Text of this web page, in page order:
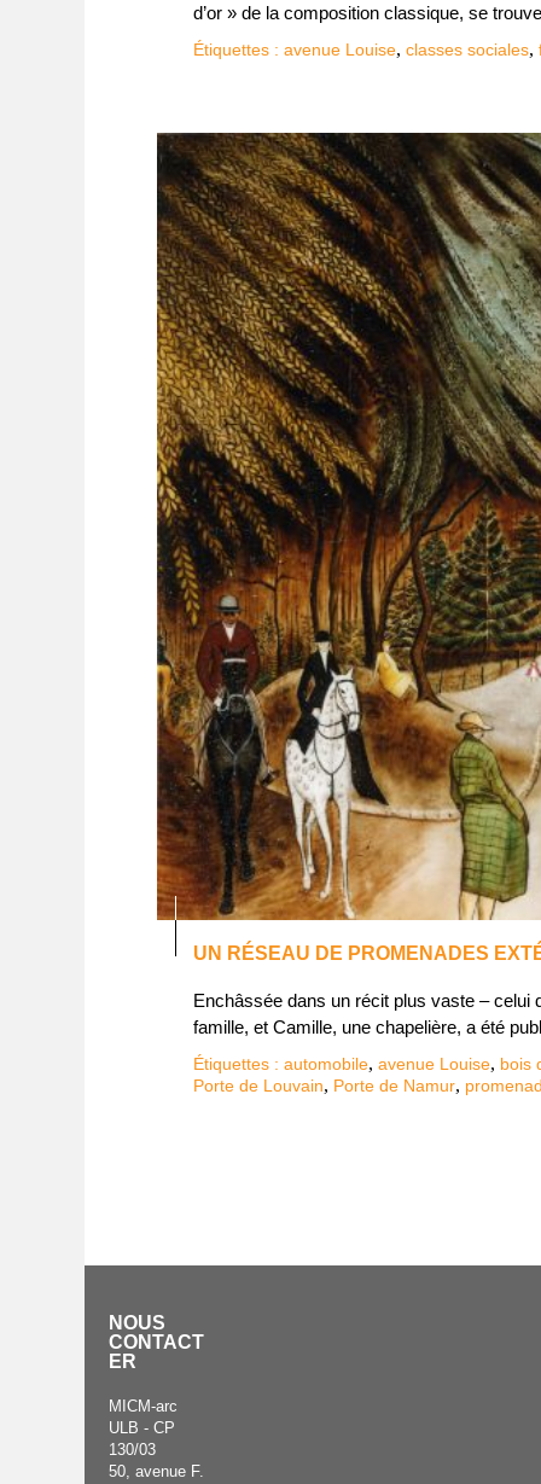
d’or » de la composition classique, se
Étiquettes : avenue Louise, classes sociales,
UN RÉSEAU DE PROMENADES
Enchâssée dans un récit plus vaste – celui
famille, et Camille, une chapelière, a été
Étiquettes : automobile, avenue Louise, bois
Porte de Louvain, Porte de Namur,
NOUS
CONTACT
ER
MICM-arc
ULB - CP
130/03
50, avenue F.